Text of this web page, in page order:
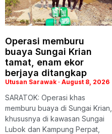
Operasi memburu
buaya Sungai Krian
tamat, enam ekor
berjaya ditangkap
Utusan Sarawak August 8, 2026
SARATOK: Operasi khas
memburu buaya di Sungai Krian,
khususnya di kawasan Sungai
Lubok dan Kampung Perpat,